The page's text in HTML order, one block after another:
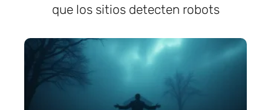
que los sitios detecten robots